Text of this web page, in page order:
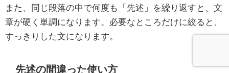
また、同じ段落の中で何度も「先述」を繰り返すと、文
章が硬く単調になります。必要なところだけに絞ると、
すっきりした文になります。
先述の間違った使い方